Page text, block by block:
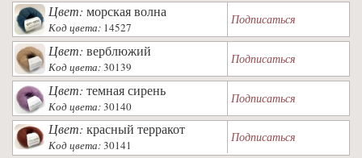
Цвет: морская волна
Код цвета: 14527
Подписаться
Цвет: верблюжий
Код цвета:30139
Подписаться
Цвет: темная сирень
Код цвета:30140
Подписаться
Цвет: красный терракот
Код цвета:30141
Подписаться